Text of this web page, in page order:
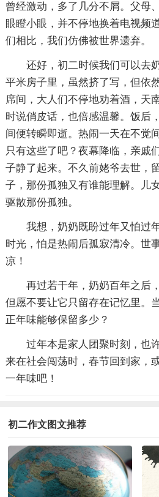
曾经激动，多了几分不屑。父母
眼瞪小眼，并不停地换着电视频
们相比，我们仿佛被世界遗弃。
还好，初二时候我们可以去
平米房子里，虽然挤了写，但依
席间，大人们不停地劝着酒，天
时说俏皮话，也倍感温馨。饭后
间便转瞬即逝。热闹一天在不觉
只有这些了吧？夜幕降临，亲戚
子静了起来。不久前姥爷去世，
子，那份孤独又有谁能理解。儿
驱散那份孤独。
我想，奶奶既盼过年又怕过
时光，怕是热闹后孤寂清冷。世
凉！
再过若干年，奶奶百年之后
但愿不要让它只留存在记忆里。
正年味能够保留多少？
过年本是家人团聚时刻，也
来在社会闯荡时，春节回到家，
一年味吧！
初二作文图文推荐